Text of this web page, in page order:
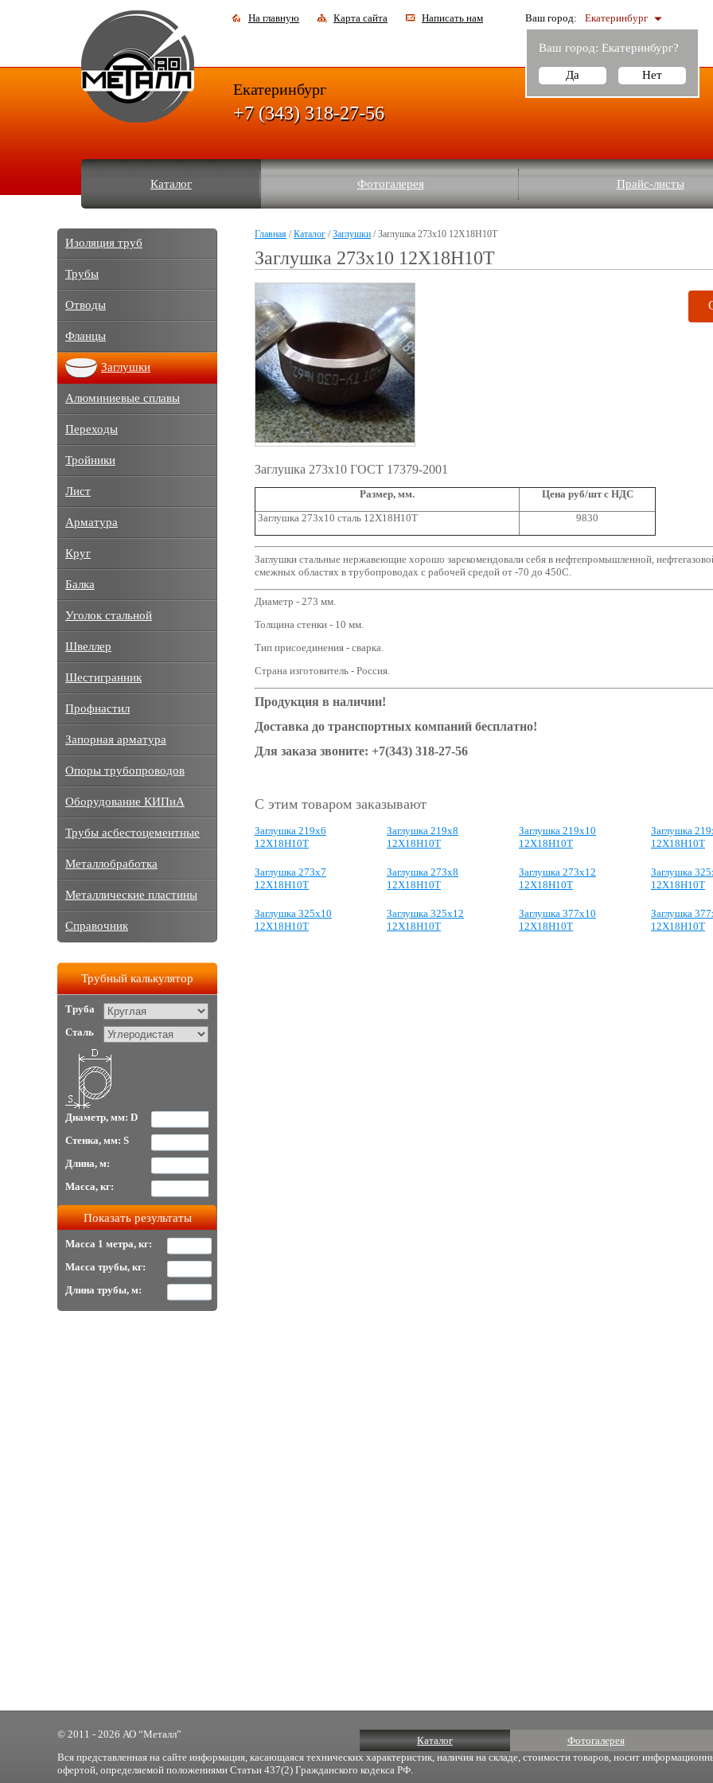
На главную Карта сайта Написать нам Ваш город: Екатеринбург
Ваш город: Екатеринбург?
Да Нет
Каталог Фотогалерея Прайс-листы
Екатеринбург
+7 (343) 318-27-56
Главная /Каталог /Заглушки / Заглушка 273х10 12Х18Н10Т
Заглушка 273х10 12Х18Н10Т
Заглушка 273х10 ГОСТ 17379-2001
Размер, мм.
Цена руб/шт с НДС
Заглушка 273х10 сталь 12Х18Н10Т
9830
Заглушки стальные нержавеющие хорошо зарекомендовали себя в нефтепромышленной,
смежных областях в трубопроводах с рабочей средой от -70 до 450С.
Диаметр - 273 мм.
Толщина стенки - 10 мм.
Тип присоединения - сварка.
Страна изготовитель - Россия.
Продукция в наличии!
Доставка до транспортных компаний бесплатно!
Для заказа звоните: +7(343) 318-27-56
С этим товаром заказывают
Заглушка 219х6
12Х18Н10Т
Заглушка 219х8
12Х18Н10Т
Заглушка 219х10
12Х18Н10Т
Заглушка
12Х18Н10Т
Заглушка 273х7
12Х18Н10Т
Заглушка 273х8
12Х18Н10Т
Заглушка 273х12
12Х18Н10Т
Заглушка
12Х18Н10Т
Заглушка 325х10
12Х18Н10Т
Заглушка 325х12
12Х18Н10Т
Заглушка 377х10
12Х18Н10Т
Заглушка
12Х18Н10Т
Изоляция труб
Трубы
Отводы
Фланцы
Заглушки
Алюминиевые сплавы
Переходы
Тройники
Лист
Арматура
Круг
Балка
Уголок стальной
Швеллер
Шестигранник
Профнастил
Запорная арматура
Опоры трубопроводов
Оборудование КИПиА
Трубы асбестоцементные
Металлобработка
Металлические пластины
Справочник
Трубный калькулятор
Труба
Сталь
Диаметр, мм: D
Стенка, мм: S
Длина, м:
Масса, кг:
Масса 1 метра, кг:
Масса трубы, кг:
Длина трубы, м:
Каталог Фотогалерея
© 2011 - 2026 АО “Металл”
Вся представленная на сайте информация, касающаяся технических характеристик, наличия на складе, стоимости товаров, носит
офертой, определяемой положениями Статьи 437(2) Гражданского кодекса РФ.